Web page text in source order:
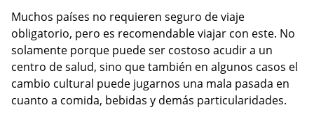
Muchos países no requieren seguro de viaje
obligatorio, pero es recomendable viajar con este. No
solamente porque puede ser costoso acudir a un
centro de salud, sino que también en algunos casos el
cambio cultural puede jugarnos una mala pasada en
cuanto a comida, bebidas y demás particularidades.